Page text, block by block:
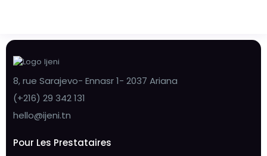
8, rue Sarajevo- Ennasr 1- 2037 Ariana
(+216) 29 342 131
hello@ijeni.tn
Pour Les Prestataires